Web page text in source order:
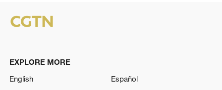
EXPLORE MORE
English
Español